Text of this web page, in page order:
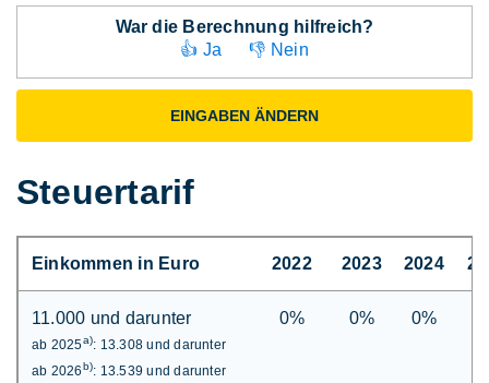
War die Berechnung hilfreich?
👍 Ja
👎 Nein
EINGABEN ÄNDERN
Steuertarif
Einkommen in Euro 2022 2023 2024
11.000 und darunter
ab 2025a): 13.308 und darunter
ab 2026b): 13.539 und darunter
0% 0% 0%